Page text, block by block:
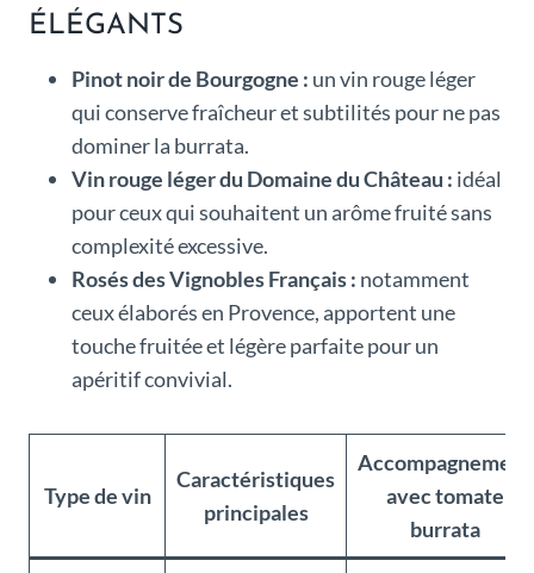
ÉLÉGANTS
Pinot noir de Bourgogne : un vin rouge léger
qui conserve fraîcheur et subtilités pour ne pas
dominer la burrata.
Vin rouge léger du Domaine du Château : idéal
pour ceux qui souhaitent un arôme fruité sans
complexité excessive.
Rosés des Vignobles Français : notamment
ceux élaborés en Provence, apportent une
touche fruitée et légère parfaite pour un
apéritif convivial.
Type de vin
Caractéristiques
principales
Accompagnement
avec tomate
burrata